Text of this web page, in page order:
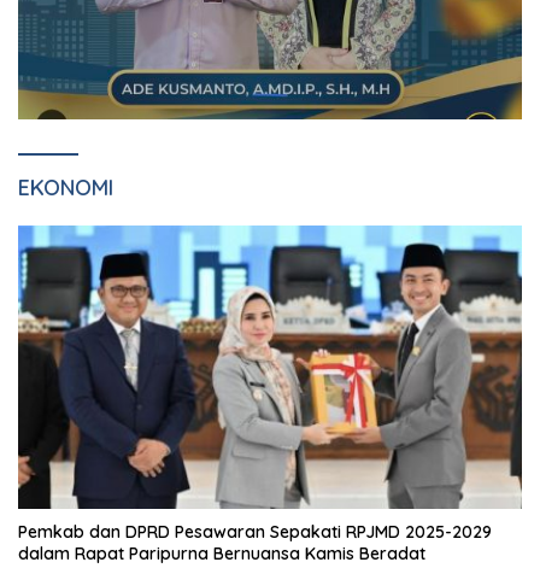
EKONOMI
Pemkab dan DPRD Pesawaran Sepakati RPJMD 2025-2029
dalam Rapat Paripurna Bernuansa Kamis Beradat